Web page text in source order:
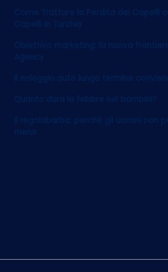
Come Trattare la Perdita dei Capelli
Capelli in Turchia
Obiettivo marketing: la nuova frontiera
Agency
Il noleggio auto lungo termine
Quanto dura la febbre nei bambini?
Il regolabarba: perché gli uomini non
meno